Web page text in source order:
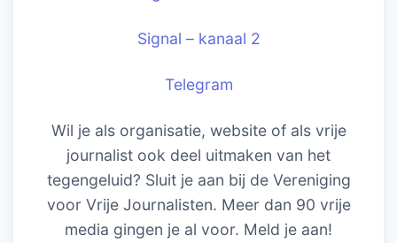
Signal – kanaal 2
Telegram
Wil je als organisatie, website of als vrije
journalist ook deel uitmaken van het
tegengeluid? Sluit je aan bij de Vereniging
voor Vrije Journalisten. Meer dan 90 vrije
media gingen je al voor. Meld je aan!